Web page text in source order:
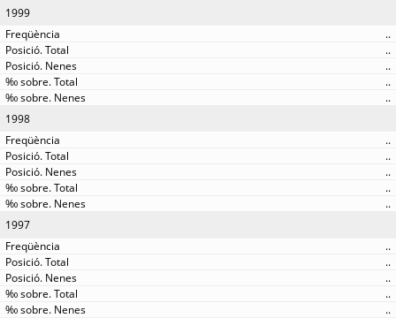
1999
..
..
..
..
..
1998
..
..
..
..
..
1997
..
..
..
..
..